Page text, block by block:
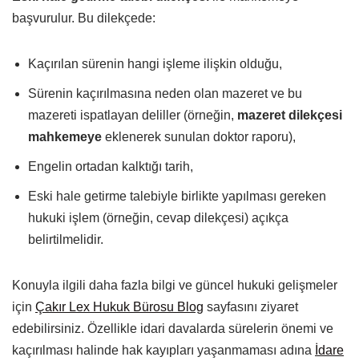
başvurulur. Bu dilekçede:
Kaçırılan sürenin hangi işleme ilişkin olduğu,
Sürenin kaçırılmasına neden olan mazeret ve bu
mazereti ispatlayan deliller (örneğin, mazeret dilekçesi
mahkemeye eklenerek sunulan doktor raporu),
Engelin ortadan kalktığı tarih,
Eski hale getirme talebiyle birlikte yapılması gereken
hukuki işlem (örneğin, cevap dilekçesi) açıkça
belirtilmelidir.
Konuyla ilgili daha fazla bilgi ve güncel hukuki gelişmeler
için Çakır Lex Hukuk Bürosu Blog sayfasını ziyaret
edebilirsiniz. Özellikle idari davalarda sürelerin önemi ve
kaçırılması halinde hak kayıpları yaşanmaması adına İdare